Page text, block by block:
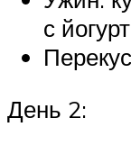
с
День 2: